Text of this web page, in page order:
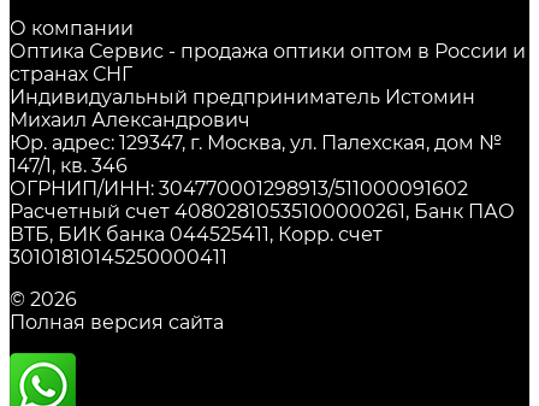
О компании
Оптика Сервис - продажа оптики оптом в России и
странах СНГ
Индивидуальный предприниматель Истомин
Михаил Александрович
Юр. адрес: 129347, г. Москва, ул. Палехская, дом №
147/1, кв. 346
ОГРНИП/ИНН: 304770001298913/511000091602
Расчетный счет 40802810535100000261, Банк ПАО
ВТБ, БИК банка 044525411, Корр. счет
30101810145250000411
© 2026
Полная версия сайта